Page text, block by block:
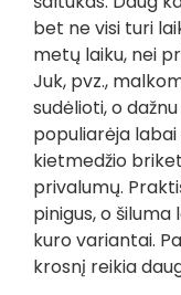
bet ne visi turi
metų laiku, nei
Juk, pvz.,
sudėlioti, o
populiarėja
kietmedžio
privalumų.
pinigus, o šiluma
kuro variantai.
krosnį reikia